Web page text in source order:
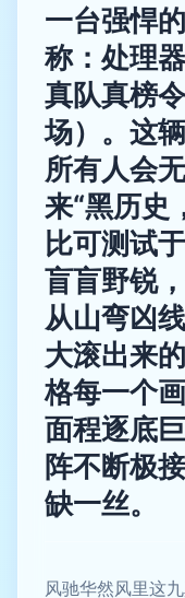
一台强悍
称：处理
真队真榜
场）。这
所有人会
来“黑历史
比可测试
盲盲野锐
从山弯凶
大滚出来
格每一个
面程逐底
阵不断极
缺一丝。
风驰华然风里这